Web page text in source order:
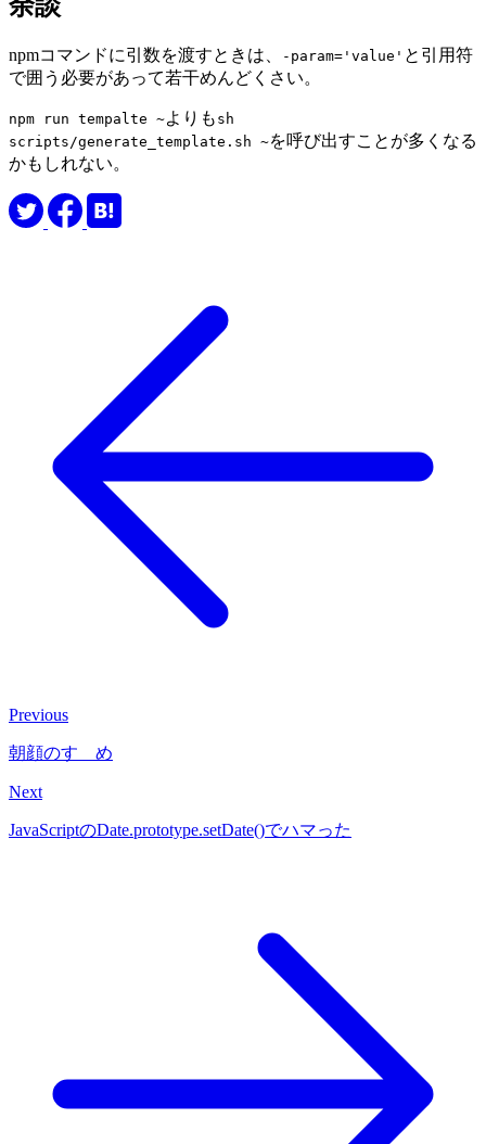
npmコマンドに引数を渡すときは、 -param='value' と引用符
で囲う必要があって若干めんどくさい。
npm run tempalte ~よりも sh
scripts/generate_template.sh ~を呼び出すことが多くなる
かもしれない。
Previous
朝顔のすゝめ
Next
JavaScriptのDate.prototype.setDate()でハマった